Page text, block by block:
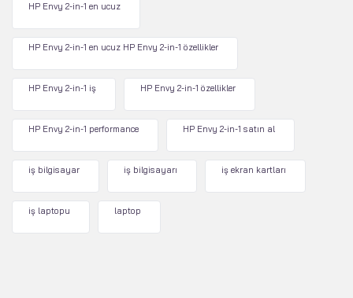
HP Envy 2-in-1 en ucuz
HP Envy 2-in-1 en ucuz HP Envy 2-in-1 özellikler
HP Envy 2-in-1 iş HP Envy 2-in-1 özellikler
HP Envy 2-in-1 performance HP Envy 2-in-1 satın al
iş bilgisayar iş bilgisayarı iş ekran kartları
iş laptopu laptop